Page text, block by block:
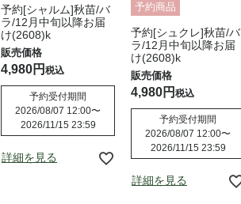
予約[シャルム]秋苗/バ
ラ/12月中旬以降お届
け(2608)k
4,980 税込
予約受付期間
2026/08/07 12:00〜
2026/11/15 23:59
詳細を見る
予約商品
予約[シュクレ]秋苗/バ
ラ/12月中旬以降お届
け(2608)k
4,980 税込
予約受付期間
2026/08/07 12:00〜
2026/11/15 23:59
詳細を見る